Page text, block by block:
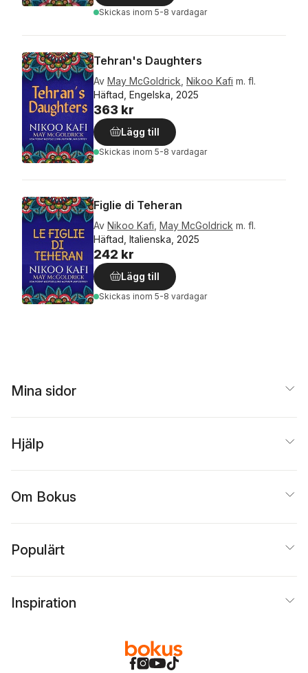
Skickas inom 5-8 vardagar
Tehran's Daughters
Av May McGoldrick Nikoo Kafi m. fl.
Häftad, Engelska, 2025
363 kr
Lägg till
Skickas inom 5-8 vardagar
Figlie di Teheran
Av Nikoo Kafi May McGoldrick m. fl.
Häftad, Italienska, 2025
242 kr
Lägg till
Skickas inom 5-8 vardagar
Mina sidor
Hjälp
Om Bokus
Populärt
Inspiration